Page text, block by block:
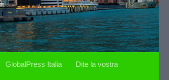
GlobalPress Italia Dite la vostra